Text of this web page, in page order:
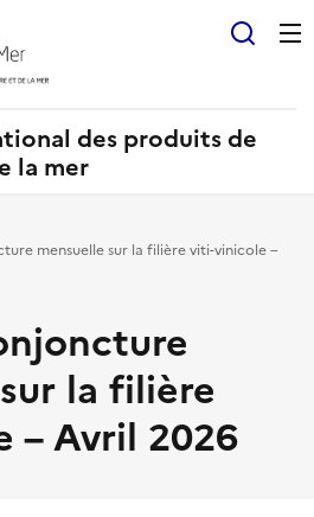
des produits de
la mer
mensuelle sur la filière viti-vinicole –
la filière
– Avril 2026